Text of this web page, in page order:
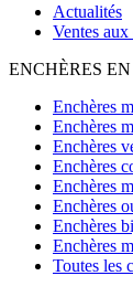
Actualités
Ventes aux
ENCHÈRES
Enchères
Enchères
Enchères
Enchères
Enchères
Enchères
Enchères
Enchères
Toutes les